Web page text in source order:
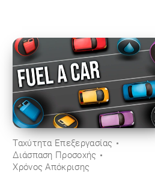
Ταχύτητα Επεξεργασίας
Διάσπαση Προσοχής
Χρόνος Απόκρισης